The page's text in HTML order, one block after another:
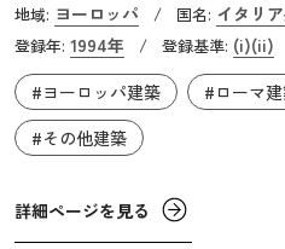
にあったヴィチェンツァで「
建築家」と称されたパッラー
ことになります。彼は古代ロ
て、もともとあった建築物と
ことで、街並を刷新しました
ーマ建築をモデルに、柱廊や
「パッラーディオ様式」を代
地域: ヨーロッパ / 国名: イタリ
登録年: 1994年 / 登録基準: (i)(ii)
#ヨーロッパ建築
#ローマ建
#その他建築
詳細ページを見る